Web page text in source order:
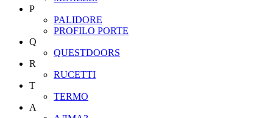
P
PALIDORE
PROFILO PORTE
Q
QUESTDOORS
R
RUCETTI
T
TERMO
А